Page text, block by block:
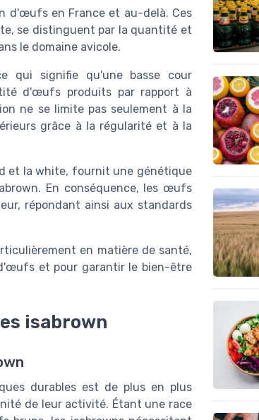
d'œufs en France et au-delà. Ces
se distinguent par la quantité et
le domaine avicole.
qui signifie qu'une basse cour
d'œufs produits par rapport à
ne se limite pas seulement à la
grâce à la régularité et à la
et la white, fournit une génétique
En conséquence, les œufs
répondant ainsi aux standards
en matière de santé,
et pour garantir le bien-être
isabrown
durables est de plus en plus
de leur activité. Étant une race